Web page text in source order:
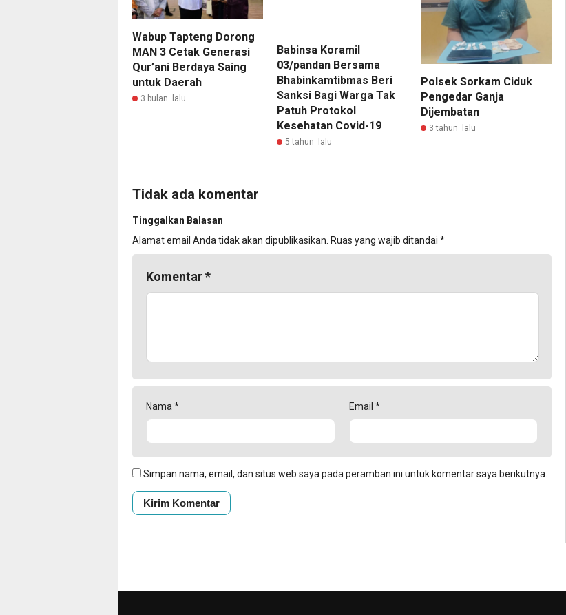
Wabup Tapteng Dorong
MAN 3 Cetak Generasi
Qur’ani Berdaya Saing
untuk Daerah
3 bulan lalu
Babinsa Koramil
03/pandan Bersama
Bhabinkamtibmas Beri
Sanksi Bagi Warga Tak
Patuh Protokol
Kesehatan Covid-19
5 tahun lalu
Polsek Sorkam Ciduk
Pengedar Ganja
Dijembatan
3 tahun lalu
Tidak ada komentar
Tinggalkan Balasan
Alamat email Anda tidak akan dipublikasikan. Ruas yang wajib ditandai *
Komentar*
Nama * Email *
Simpan nama, email, dan situs web saya pada peramban ini untuk komentar saya berikutnya.